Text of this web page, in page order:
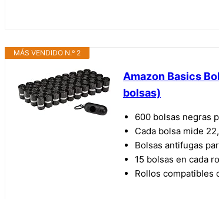
MÁS VENDIDO N.º 2
Amazon Basics
bolsas)
600 bolsas negras
Cada bolsa mide
Bolsas antifugas
15 bolsas en cada
Rollos compatibles